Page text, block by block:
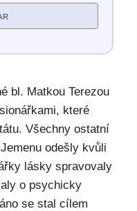
bl. Matkou Terezou
které
Všechny ostatní
odešly kvůli
lásky spravovaly
o psychicky
se stal cílem